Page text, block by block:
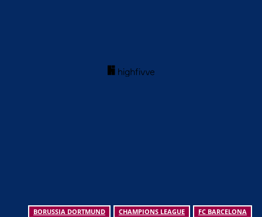
BORUSSIA DORTMUND CHAMPIONS LEAGUE FC BARCELONA